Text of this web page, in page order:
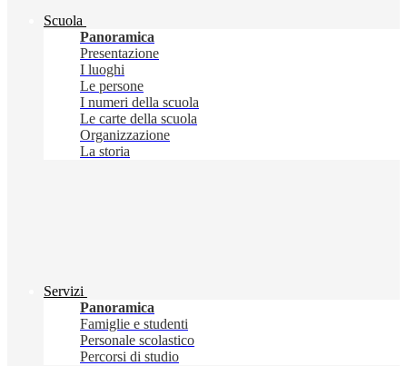
Scuola
Panoramica
Presentazione
I luoghi
Le persone
I numeri della scuola
Le carte della scuola
Organizzazione
La storia
Servizi
Panoramica
Famiglie e studenti
Personale scolastico
Percorsi di studio